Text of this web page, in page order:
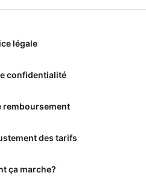
légale
confidentialité
remboursement
des tarifs
ça marche?